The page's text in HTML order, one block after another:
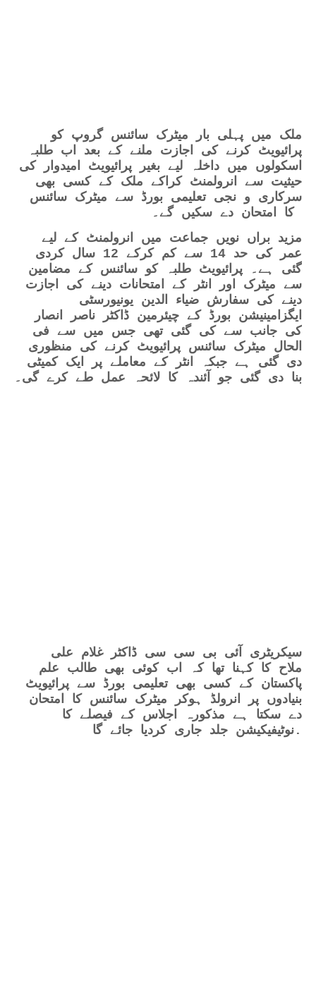
پرائیویٹ کرنے کی اجازت ملنے کے بعد اب طلبہ
اسکولوں میں داخلہ لیے بغیر پرائیویٹ امیدوار کی
حیثیت سے انرولمنٹ کراکے ملک کے کسی بھی
سرکاری و نجی تعلیمی بورڈ سے میٹرک سائنس
مزید براں نویں جماعت میں انرولمنٹ کے لیے
عمر کی حد 14 سے کم کرکے 12 سال کردی
گئی ہے۔ پرائیویٹ طلبہ کو سائنس کے مضامین
سے میٹرک اور انٹر کے امتحانات دینے کی اجازت
دینے کی سفارش ضیاء الدین یونیورسٹی
ایگزامینیشن بورڈ کے چیئرمین ڈاکٹر ناصر انصار
کی جانب سے کی گئی تھی جس میں سے فی
الحال میٹرک سائنس پرائیویٹ کرنے کی منظوری
دی گئی ہے جبکہ انٹر کے معاملے پر ایک کمیٹی
بنا دی گئی جو آئندہ کا لائحہ عمل طے کرے گی۔
ملاح کا کہنا تھا کہ اب کوئی بھی طالب علم
پاکستان کے کسی بھی تعلیمی بورڈ سے پرائیویٹ
بنیادوں پر انرولڈ ہوکر میٹرک سائنس کا امتحان
دے سکتا ہے مذکورہ اجلاس کے فیصلے کا
نوٹیفیکیشن جلد جاری کردیا جائے گا.